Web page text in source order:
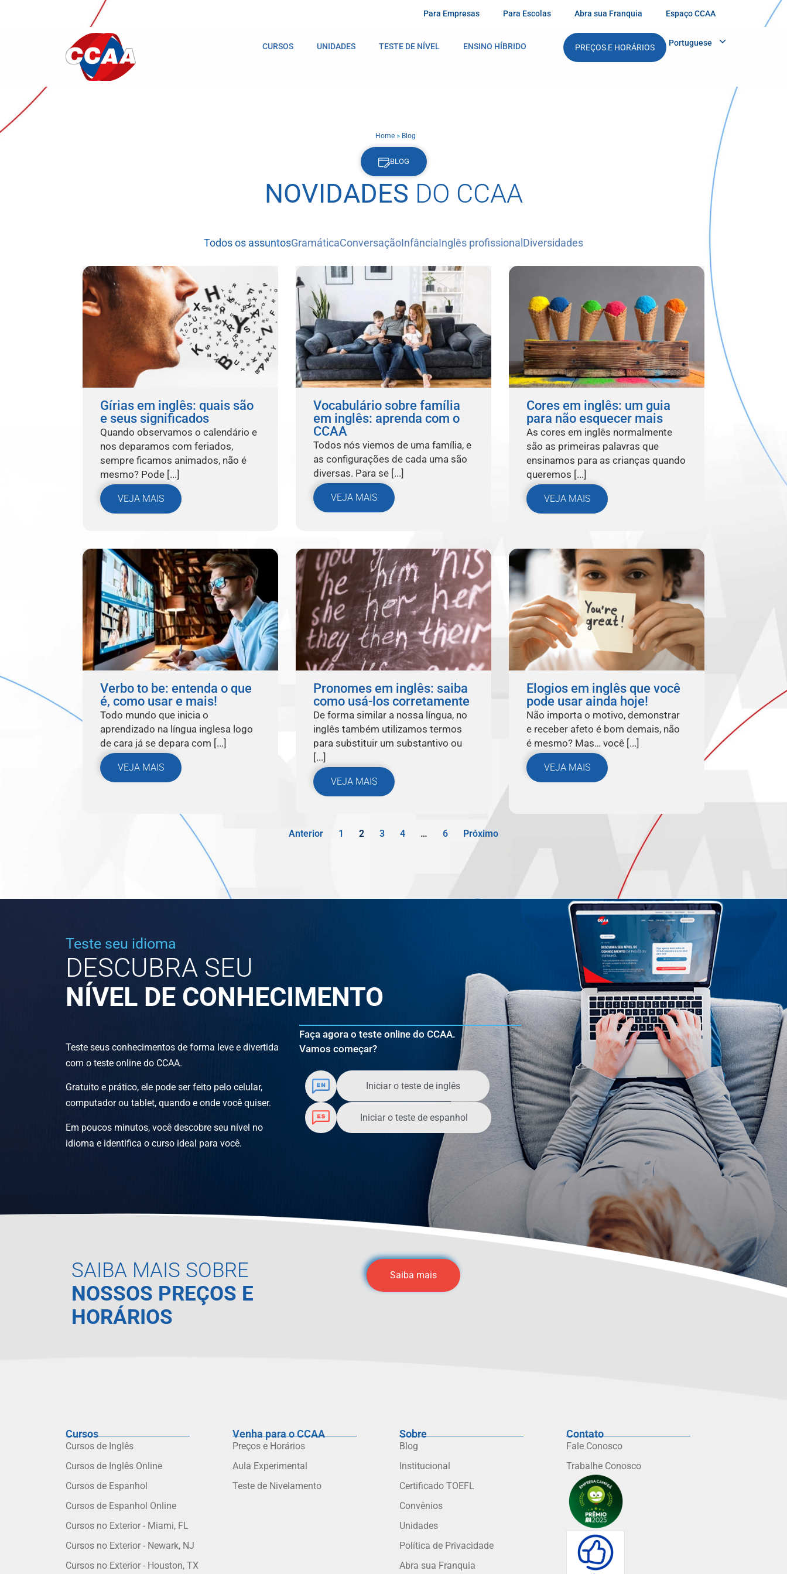
Para Empresas Para Escolas Abra sua Franquia Espaço CCAA
CURSOS UNIDADES TESTE DE NÍVEL ENSINO HÍBRIDO PREÇOS E HORÁRIOS Portuguese
Home > Blog
BLOG
NOVIDADES DO CCAA
Todos os assuntosGramáticaConversaçãoInfânciaInglês profissionalDiversidades
Gírias em inglês: quais são
e seus significados
Quando observamos o calendário e
nos deparamos com feriados,
sempre ficamos animados, não é
mesmo? Pode [...]
VEJA MAIS
Vocabulário sobre família
em inglês: aprenda com o
CCAA
Todos nós viemos de uma família, e
as configurações de cada uma são
diversas. Para se [...]
VEJA MAIS
Cores em inglês: um guia
para não esquecer mais
As cores em inglês normalmente
são as primeiras palavras que
ensinamos para as crianças quando
queremos [...]
VEJA MAIS
Verbo to be: entenda o que
é, como usar e mais!
Todo mundo que inicia o
aprendizado na língua inglesa logo
de cara já se depara com [...]
VEJA MAIS
Pronomes em inglês: saiba
como usá-los corretamente
De forma similar a nossa língua, no
inglês também utilizamos termos
para substituir um substantivo ou
[...]
VEJA MAIS
Elogios em inglês que você
pode usar ainda hoje!
Não importa o motivo, demonstrar
e receber afeto é bom demais, não
é mesmo? Mas… você [...]
VEJA MAIS
Anterior 1 2 3 4 … 6 Próximo
Teste seu idioma
DESCUBRA SEU
NÍVEL DE CONHECIMENTO
Teste seus conhecimentos de forma leve e divertida
com o teste online do CCAA.
Gratuito e prático, ele pode ser feito pelo celular,
computador ou tablet, quando e onde você quiser.
Em poucos minutos, você descobre seu nível no
idioma e identifica o curso ideal para você.
Faça agora o teste online do CCAA.
Vamos começar?
Iniciar o teste de inglês
Iniciar o teste de espanhol
SAIBA MAIS SOBRE
NOSSOS PREÇOS E
HORÁRIOS
Saiba mais
Cursos
Cursos de Inglês
Cursos de Inglês Online
Cursos de Espanhol
Cursos de Espanhol Online
Cursos no Exterior - Miami, FL
Cursos no Exterior - Newark, NJ
Cursos no Exterior - Houston, TX
Venha para o CCAA
Preços e Horários
Aula Experimental
Teste de Nivelamento
Sobre
Blog
Institucional
Certificado TOEFL
Convênios
Unidades
Política de Privacidade
Abra sua Franquia
Contato
Fale Conosco
Trabalhe Conosco